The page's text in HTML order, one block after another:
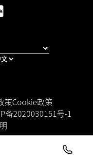
策Cookie政策
备2020030151号-1